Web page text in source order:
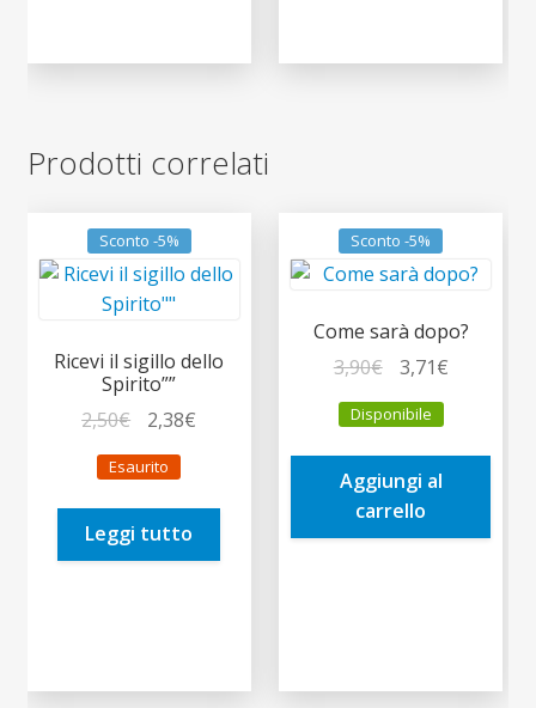
Prodotti correlati
Sconto -5%
Ricevi il sigillo dello
Spirito””
2,50€
prezzo
originale
era:
2,50€.
2,38€
è:
Esaurito
Leggi tutto
Sconto -5%
Come sarà dopo?
3,90€
prezzo
originale
era:
3,90€.
3,71€Il
è:
Disponibile
Aggiungi al
carrello